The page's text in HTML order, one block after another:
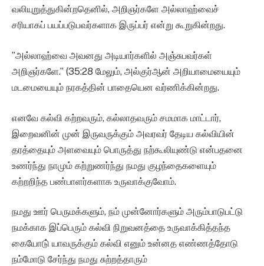
வலியுறுத்துகின்றதெனில், அறிஞர்களே அல்லாஹ்வைச்
சரியாகப் பயப்படுபவர்களாக இருப்பர் என்று கூறுகின்றது.
”அல்லாஹ்வை அவனது அடியார்களில் அஞ்சுபவர்கள்
அறிஞர்களே.” (35:28 மேலும், அல்குர்ஆன் அறியாமையையும்
மடமையையும் நரகத்தின் பாதையென வர்ணிக்கின்றது.
எனவே கல்வி கற்றவரும், கல்லாதவரும் சமமாக மாட்டார்,
இறைவனின் முன் இருவருக்கும் அவரவர் தேடிய கல்வியின்
தரத்தையும் அளவையும் பொருத்து நற்கூலியுண்டு என்பதனை
உணர்ந்து நாமும் கற்றுணர்ந்து நமது குழந்தைகளையும்
கற்றறிந்த பண்பாளர்களாக உருவாக்குவோம்.
நமது ஊர் பெருமக்களும், நம் முன்னோர்களும் அரும்பாடுபட்டு
நமக்காக இப்பெரும் கல்வி நிறுவனத்தை உருவாக்கித்தந்த
கையோடு் யாவருக்கும் கல்வி எனும் உன்னத எண்ணத்தோடு
நம்மோடு சேர்ந்து நமது சுற்றத்தாரும்